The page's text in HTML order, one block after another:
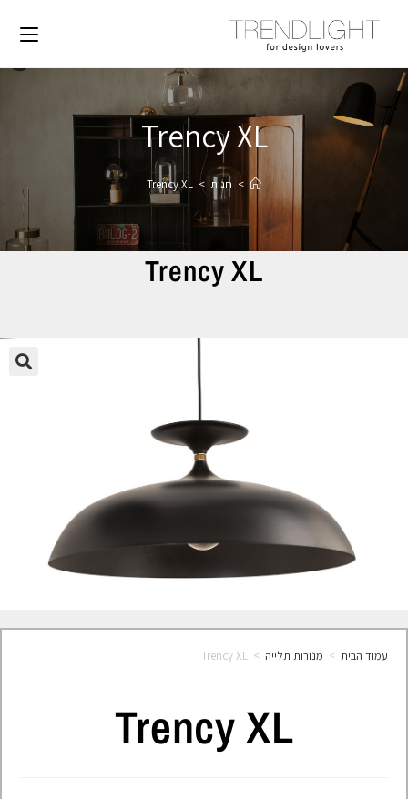
Trency XL
> חנות >
Trency XL
Trency XL
עמוד הבית > מנורות תלייה >
Trency XL
Trency XL